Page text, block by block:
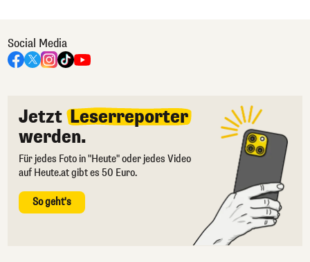
Social Media
Jetzt Leserreporter
werden.
Für jedes Foto in "Heute" oder jedes Video
auf Heute.at gibt es 50 Euro.
So geht's